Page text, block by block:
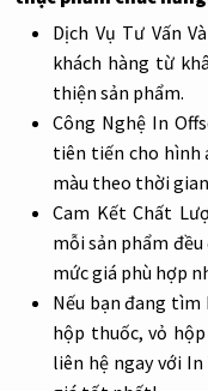
Dịch Vụ Tư Vấn
khách hàng từ
thiện sản phẩm.
Công Nghệ In
tiên tiến cho hình
màu theo thời
Cam Kết Chất
mỗi sản phẩm
mức giá phù hợp
Nếu bạn đang
hộp thuốc, vỏ
liên hệ ngay với